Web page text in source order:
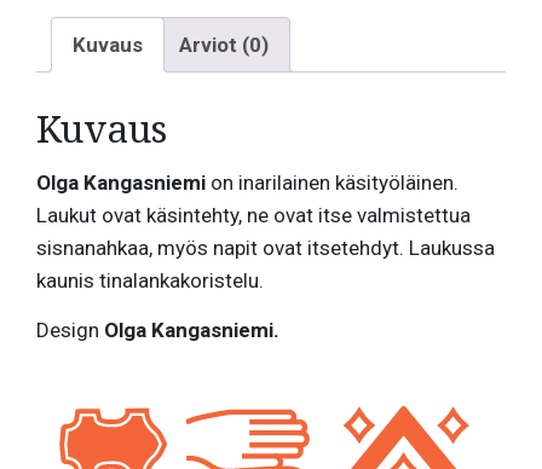
Kuvaus Arviot (0)
Kuvaus
Olga Kangasniemi on inarilainen käsityöläinen.
Laukut ovat käsintehty, ne ovat itse valmistettua
sisnanahkaa, myös napit ovat itsetehdyt. Laukussa
kaunis tinalankakoristelu.
Design Olga Kangasniemi.